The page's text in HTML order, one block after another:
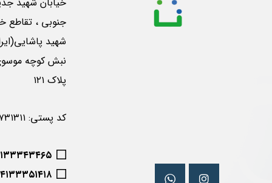
جنوبی ، تقاطع
شهید
پلاک ۱۲۱
کد پستی: ۵۱۶۵۷۳۱۳۱۱